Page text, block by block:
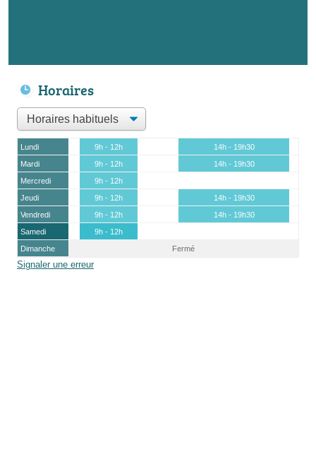
Horaires
Lundi 9h - 12h
14h - 19h30
Mardi
9h - 12h
14h - 19h30
Mercredi
9h - 12h
Jeudi
9h - 12h
14h - 19h30
Vendredi
9h - 12h
14h - 19h30
Samedi
9h - 12h
Dimanche
Fermé
Signaler une erreur